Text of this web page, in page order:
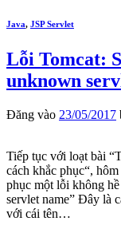
Java, JSP Servlet
Lỗi Tomcat:
unknown
Đăng vào 23/05/2017
Tiếp tục với loạt bài
cách khắc phục“,
phục một lỗi không
servlet name” Đây là
với cái tên…